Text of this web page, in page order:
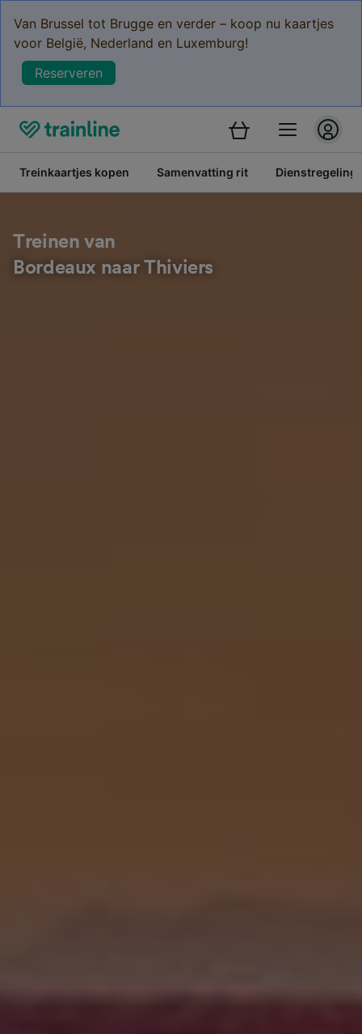
Van Brussel tot Brugge en verder – koop nu kaartjes
voor België, Nederland en Luxemburg!
Reserveren
Treinkaartjes kopen Samenvatting rit Dienstregeling
Treinen van
Bordeaux naar Thiviers